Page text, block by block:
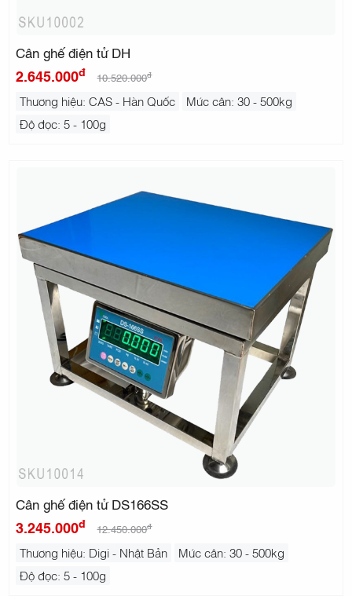
Cân ghế điện tử DH
2.645.000đ 10.520.000đ
Thương hiệu: CAS - Hàn Quốc
Mức cân: 30 - 500kg
Độ đọc: 5 - 100g
Cân ghế điện tử DS166SS
3.245.000đ 12.450.000đ
Thương hiệu: Digi - Nhật Bản
Mức cân: 30 - 500kg
Độ đọc: 5 - 100g